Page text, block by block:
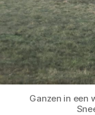
Ganzen in een